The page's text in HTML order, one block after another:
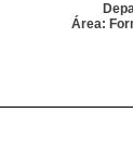
Área: